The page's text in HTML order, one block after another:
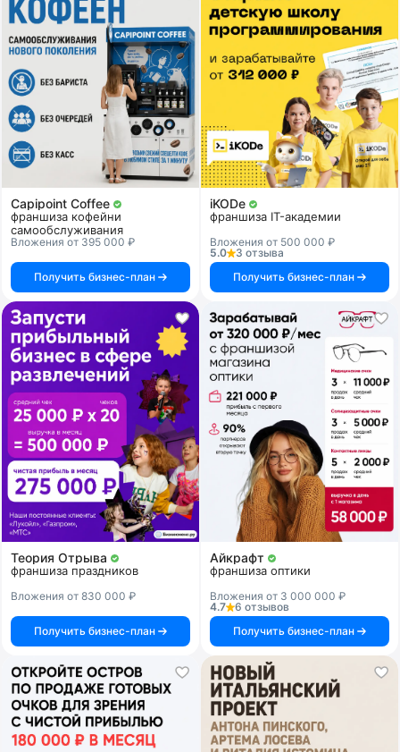
Capipoint Coffee
франшиза кофейни
самообслуживания
Вложения от 395 000 ₽
Получить бизнес-план
iKODe
франшиза IT-академии
Вложения от 500 000 ₽
5.0
3 отзыва
Получить бизнес-план
Теория Отрыва
франшиза праздников
Вложения от 830 000 ₽
Получить бизнес-план
Айкрафт
франшиза оптики
Вложения от 3 000 000 ₽
4.7
6 отзывов
Получить бизнес-план